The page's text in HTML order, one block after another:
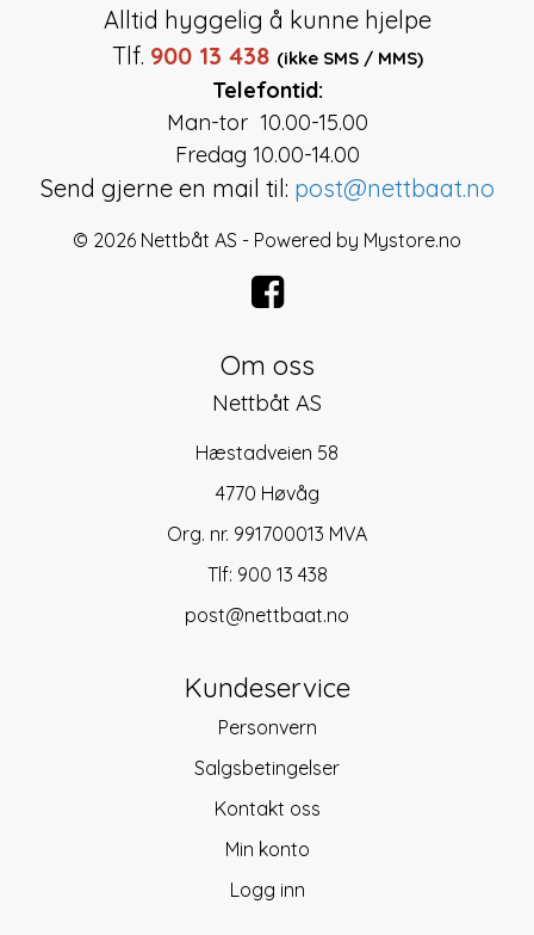
Alltid hyggelig å kunne hjelpe
Tlf. 900 13 438 (ikke SMS / MMS)
Telefontid:
Man-tor 10.00-15.00
Fredag 10.00-14.00
Send gjerne en mail til: post@nettbaat.no
© 2026 Nettbåt AS - Powered by Mystore.no
Om oss
Nettbåt AS
Hæstadveien 58
4770 Høvåg
Org. nr. 991700013 MVA
Tlf: 900 13 438
post@nettbaat.no
Kundeservice
Personvern
Salgsbetingelser
Kontakt oss
Min konto
Logg inn